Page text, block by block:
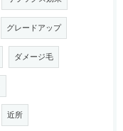
グレードアップ
ダメージ毛
近所